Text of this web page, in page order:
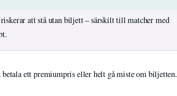
att stå utan biljett – särskilt till matcher med
ett premiumpris eller helt gå miste om biljetten.